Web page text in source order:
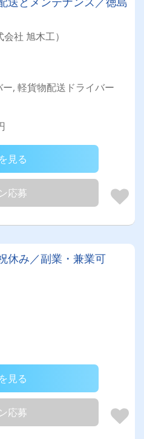
社 旭木工）
, 軽貨物配送ドライバー
見る
応募
休み／副業・兼業可
見る
応募